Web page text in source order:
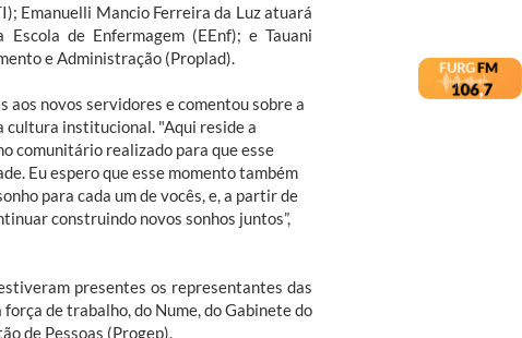
Emanuelli Mancio Ferreira da Luz atuará
de Enfermagem (EEnf); e Tauani
e Administração (Proplad).
aos novos servidores e comentou sobre a
institucional. "Aqui reside a
comunitário realizado para que esse
Eu espero que esse momento também
para cada um de vocês, e, a partir de
construindo novos sonhos juntos”,
presentes os representantes das
de trabalho, do Nume, do Gabinete do
de Pessoas (Progep).